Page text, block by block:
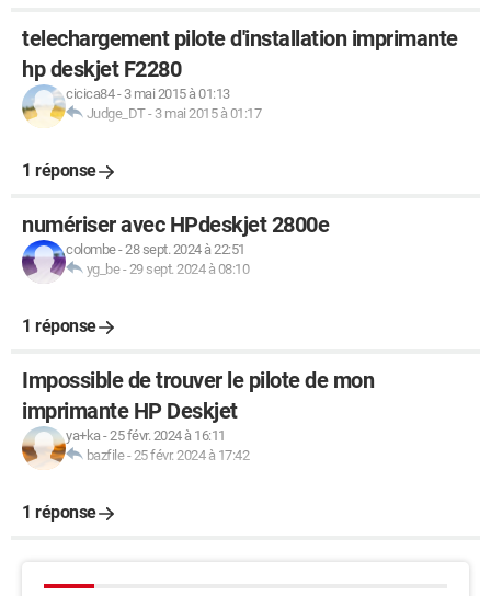
telechargement pilote d'installation imprimante
hp deskjet F2280
cicica84- 3 mai 2015 à 01:13
Judge_DT- 3 mai 2015 à 01:17
1 réponse
numériser avec HPdeskjet 2800e
colombe-28 sept. 2024 à 22:51
yg_be-29 sept. 2024 à 08:10
1 réponse
Impossible de trouver le pilote de mon
imprimante HP Deskjet
ya+ka-25 févr. 2024 à 16:11
bazfile-25 févr. 2024 à 17:42
1 réponse